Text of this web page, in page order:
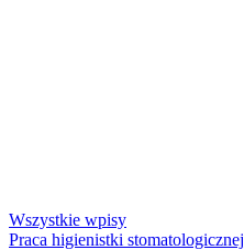
Wszystkie wpisy
Praca higienistki stomatologicznej